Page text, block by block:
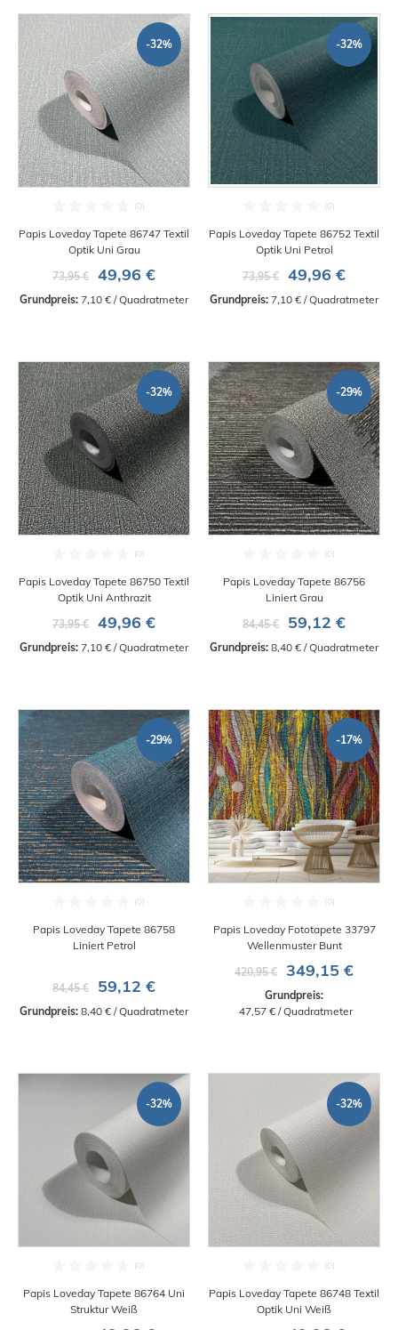
-32%
Papis Loveday Tapete 86747 Textil
Optik Uni Grau
73,95 €
49,96 €
Grundpreis: 7,10 € / Quadratmeter
-32%
Papis Loveday Tapete 86752 Textil
Optik Uni Petrol
73,95 €
49,96 €
Grundpreis: 7,10 € / Quadratmeter
-32%
Papis Loveday Tapete 86750 Textil
Optik Uni Anthrazit
73,95 €
49,96 €
Grundpreis: 7,10 € / Quadratmeter
-29%
Papis Loveday Tapete 86756
Liniert Grau
84,45 €
59,12 €
Grundpreis: 8,40 € / Quadratmeter
-29%
Papis Loveday Tapete 86758
Liniert Petrol
84,45 € 59,12 €
Grundpreis: 8,40 € / Quadratmeter
-17%
Papis Loveday Fototapete 33797
Wellenmuster Bunt
420,95 €
349,15 €
Grundpreis:
47,57 € / Quadratmeter
-32%
Papis Loveday Tapete 86764 Uni
Struktur Weiß
-32%
Papis Loveday Tapete 86748 Textil
Optik Uni Weiß